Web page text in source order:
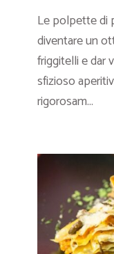
Le polpette di
diventare un
friggitelli e dar
sfizioso
rigorosam...